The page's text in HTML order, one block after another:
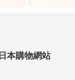
日本購物網站